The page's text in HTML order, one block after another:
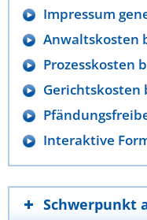
Impressum
Anwaltskosten
Prozesskosten
Gerichtskosten
Interaktive
Schwerpunkt